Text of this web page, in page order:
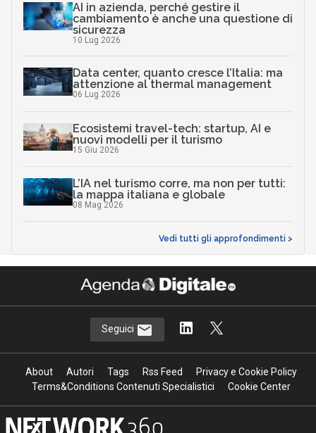
AI in azienda, perché gestire il
cambiamento è anche una questione di
sicurezza
10 Lug 2026
Data center, quanto cresce l’Italia: ma
attenzione al thermal management
06 Lug 2026
Ecosistemi travel-tech: startup, AI e
nuovi modelli per il turismo
15 Giu 2026
L’IA nel turismo corre, ma non per tutti:
la mappa italiana e globale
08 Mag 2026
Vedi tutti gli approfondimenti >
Seguici
About Autori Tags Rss Feed
Privacy e Cookie Policy
Terms&Conditions Contenuti Specialistici
Cookie Center